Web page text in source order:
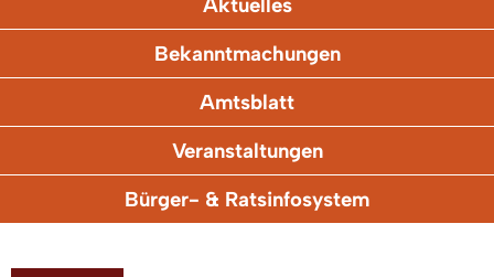
Aktuelles
Bekanntmachungen
Amtsblatt
Veranstaltungen
Bürger- & Ratsinfosystem